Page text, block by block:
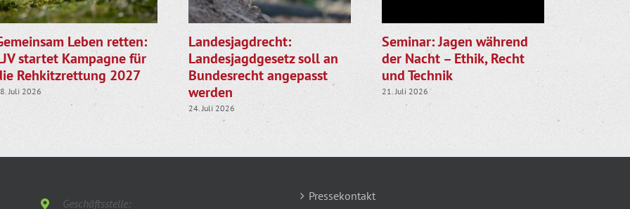
Leben retten:
startet Kampagne für
Rehkitzrettung 2027
Juli 2026
Landesjagdrecht:
Landesjagdgesetz soll an
Bundesrecht angepasst
werden
24. Juli 2026
Seminar: Jagen während
der Nacht – Ethik, Recht
und Technik
21. Juli 2026
die
Geschäftsstelle:
Pressekontakt